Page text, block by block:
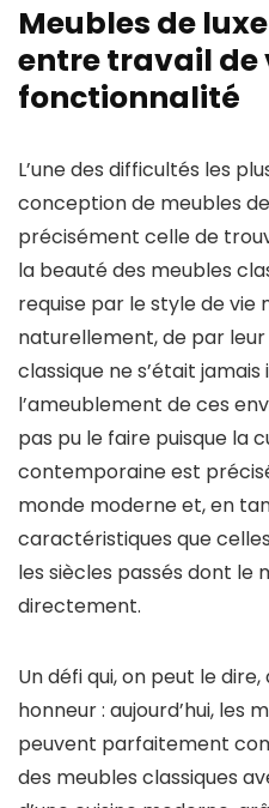
Meubles de
entre travail de
fonctionnalité
L’une des difficultés les
conception de meubles
précisément celle de
la beauté des meubles
requise par le style de vie
naturellement, de par
classique ne s’était
l’ameublement de ces
pas pu le faire puisque la
contemporaine est
monde moderne et, en
caractéristiques que
les siècles passés dont le
directement.
Un défi qui, on peut le
honneur : aujourd’hui, les
peuvent parfaitement
des meubles classiques